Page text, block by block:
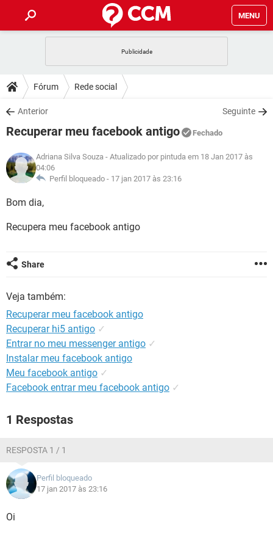
MENU
CELULAR
OUTLOOK
INSTAGRAM GMAIL
GUIA DE COMPRAS
DICAS
JOGOS
INSTAGRAM GMAIL
GUIA DE COMPRAS
DOWNLOADS
JOGOS WHATSAPP
CELULAR FACEBOOK
OUTLOOK EXCEL
FÓRUM
JOGOS WHATSAPP
CELULAR FACEBOOK
OUTLOOK
INSTAGRAM
GLOSSÁRIO
INSTAGRAM
Fórum Rede social
Anterior Seguinte
Recuperar meu facebook antigo Fechado
Adriana Silva Souza - Atualizado por pintuda em 18 Jan 2017 às
04:06
Perfil bloqueado - 17 jan 2017 às 23:16
Bom dia,
Recupera meu facebook antigo
Share
Veja também:
Recuperar meu facebook antigo
Recuperar hi5 antigo ✓
Entrar no meu messenger antigo ✓
Instalar meu facebook antigo
Meu facebook antigo ✓
Facebook entrar meu facebook antigo ✓
1 Respostas
RESPOSTA 1 / 1
Perfil bloqueado
17 jan 2017 às 23:16
Oi